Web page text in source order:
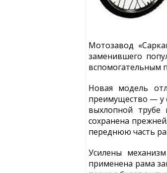
Мотозавод
заменившего
вспомогательным
Новая модель
преимущество — у
выхлопной трубе
сохранена
переднюю часть
Усилены
применена рама